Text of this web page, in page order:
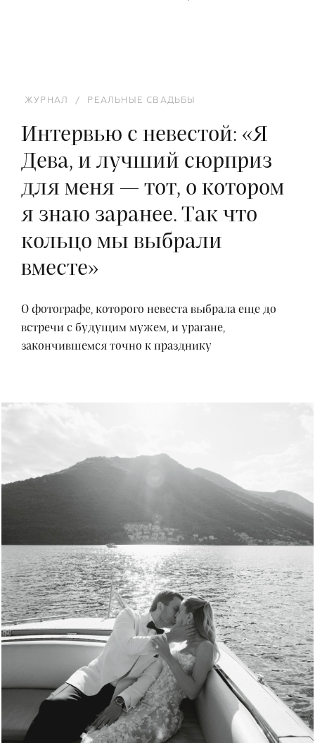
ЖУРНАЛ / РЕАЛЬНЫЕ СВАДЬБЫ
Интервью с невестой: «Я
Дева, и лучший сюрприз
для меня — тот, о котором
я знаю заранее. Так что
кольцо мы выбрали
вместе»
О фотографе, которого невеста выбрала еще до
встречи с будущим мужем, и урагане,
закончившемся точно к празднику